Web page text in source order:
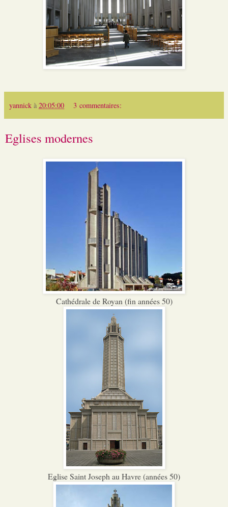
yannick à 20:05:00 3 commentaires:
Eglises modernes
Cathédrale de Royan (fin années 50)
Eglise Saint Joseph au Havre (années 50)